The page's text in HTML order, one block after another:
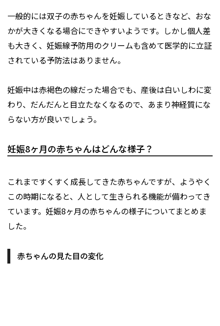
一般的には双子の赤ちゃんを妊娠しているときなど、おな
かが大きくなる場合にできやすいようです。しかし個人差
も大きく、妊娠線予防用のクリームも含めて医学的に立証
されている予防法はありません。
妊娠中は赤褐色の線だった場合でも、産後は白いしわに変
わり、だんだんと目立たなくなるので、あまり神経質にな
らない方が良いでしょう。
妊娠8ヶ月の赤ちゃんはどんな様子？
これまですくすく成長してきた赤ちゃんですが、ようやく
この時期になると、人として生きられる機能が備わってき
ています。妊娠8ヶ月の赤ちゃんの様子についてまとめま
した。
赤ちゃんの見た目の変化